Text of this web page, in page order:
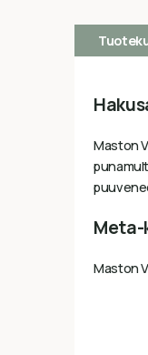
Maston
Meta-
Maston